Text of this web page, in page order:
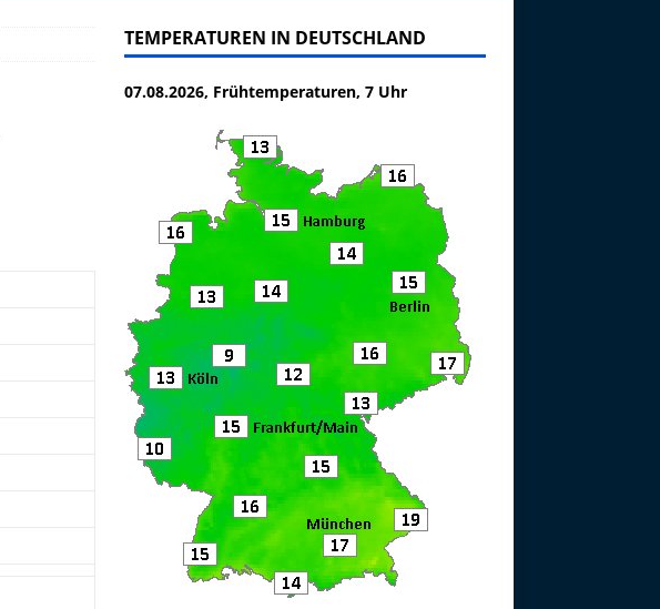
TEMPERATUREN IN DEUTSCHLAND
07.08.2026, Frühtemperaturen, 7 Uhr